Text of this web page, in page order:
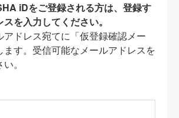
iDをご登録される方は、登録す
を入力してください。
アドレス宛てに「仮登録確認メー
ます。受信可能なメールアドレスを
。